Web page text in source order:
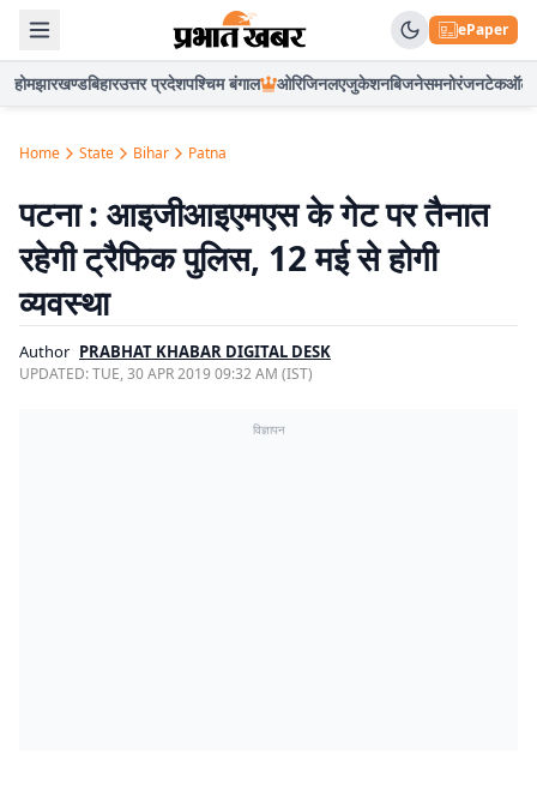
ePaper
होमझारखण्डबिहारउत्तर प्रदेशपश्चिम बंगाल ओरिजिनलएजुकेशनबिजनेसमनोरंजनटेकऑटो
Home State Bihar Patna
पटना : आइजीआइएमएस के गेट पर तैनात
रहेगी ट्रैफिक पुलिस, 12 मई से होगी
व्यवस्था
Author PRABHAT KHABAR DIGITAL DESK
UPDATED:TUE, 30 APR 2019 09:32 AM (IST)
विज्ञापन